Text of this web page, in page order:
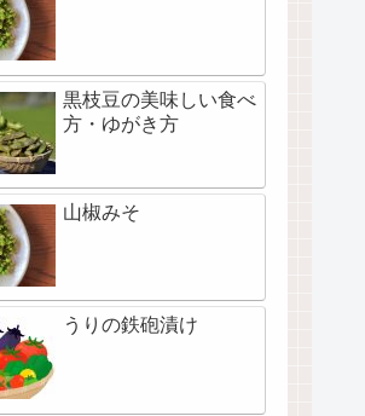
黒枝豆の美味しい食べ
方・ゆがき方
山椒みそ
うりの鉄砲漬け